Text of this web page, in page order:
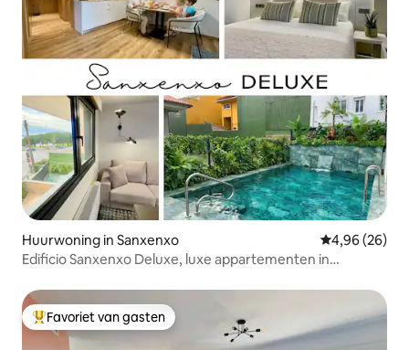
Huurwoning in Sanxenxo Gemiddelde
4,96 (26)
Edificio Sanxenxo Deluxe, luxe appartementen in
Topfavoriet van gasten
Favoriet van gasten